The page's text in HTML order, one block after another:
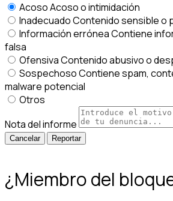
AcosoAcoso o intimidación
InadecuadoContenido sensible o
Información erróneaContiene
falsa
OfensivaContenido abusivo o
SospechosoContiene spam,
malware potencial
Otros
Nota del informe
Reportar
¿Miembro del